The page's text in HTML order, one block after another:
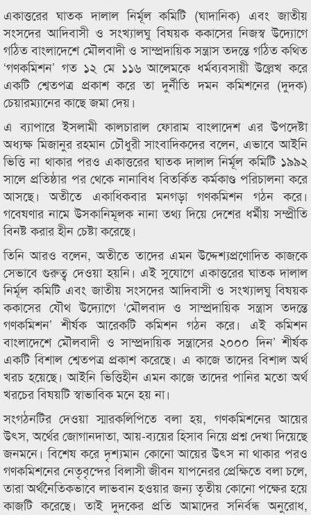
একাত্তরের ঘাতক দালাল নির্মূল কমিটি (ঘাদানিক) এবং জাতীয়
সংসদের আদিবাসী ও সংখ্যালঘু বিষয়ক ককাসের নিজস্ব উদ্যোগে
গঠিত বাংলাদেশে মৌলবাদী ও সাম্প্রদায়িক সন্ত্রাস তদন্তে গঠিত কথিত
‘গণকমিশন’ গত ১২ মে ১১৬ আলেমকে ধর্মব্যবসায়ী উল্লেখ করে
একটি শ্বেতপত্র প্রকাশ করে তা দুর্নীতি দমন কমিশনের (দুদক)
চেয়ারম্যানের কাছে জমা দেয়।
এ ব্যাপারে ইসলামী কালচারাল ফোরাম বাংলাদেশ এর উপদেষ্টা
অধ্যক্ষ মিজানুর রহমান চৌধুরী সাংবাদিকদের বলেন, এভাবে আইনি
ভিত্তি না থাকার পরও একাত্তরের ঘাতক দালাল নির্মূল কমিটি ১৯৯২
সালে প্রতিষ্ঠার পর থেকে নানাবিধ বিতর্কিত কর্মকাণ্ড পরিচালনা করে
আসছে। অতীতে একাধিকবার মনগড়া গণকমিশন গঠন করে।
গবেষণার নামে উসকানিমূলক নানা তথ্য দিয়ে দেশের ধর্মীয় সম্প্রীতি
বিনষ্ট করার হীন চেষ্টা করেছে।
তিনি আরও বলেন, অতীতে তাদের এমন উদ্দেশ্যপ্রণোদিত কাজকে
সেভাবে গুরুত্ব দেওয়া হয়নি। এই সুযোগে একাত্তরের ঘাতক দালাল
নির্মূল কমিটি এবং জাতীয় সংসদের আদিবাসী ও সংখ্যালঘু বিষয়ক
ককাসের যৌথ উদ্যোগে ‘মৌলবাদ ও সাম্প্রদায়িক সন্ত্রাস তদন্তে
গণকমিশন’ শীর্ষক আরেকটি কমিশন গঠন করে। এই কমিশন
বাংলাদেশে মৌলবাদী ও সাম্প্রদায়িক সন্ত্রাসের ২০০০ দিন’ শীর্ষক
একটি বিশাল শ্বেতপত্র প্রকাশ করেছে। এ কাজে তাদের বিশাল অর্থ
খরচ হয়েছে। আইনি ভিত্তিহীন এমন কাজে তাদের পানির মতো অর্থ
খরচের বিষয়টি স্বাভাবিক মনে হয় না।
সংগঠনটির দেওয়া স্মারকলিপিতে বলা হয়, গণকমিশনের আয়ের
উৎস, অর্থের জোগানদাতা, আয়-ব্যয়ের হিসাব নিয়ে প্রশ্ন দেখা দিয়েছে
জনমনে। বিশেষ করে দৃশ্যমান কোনো আয়ের উৎস না থাকার পরও
গণকমিশনের নেতৃবৃন্দের বিলাসী জীবন যাপনেরর প্রেক্ষিতে বলা চলে,
তারা অর্থনৈতিকভাবে লাভবান হওয়ার জন্য তৃতীয় কোনো পক্ষের হয়ে
কাজটি করেছে। তাই দুদকের প্রতি আমাদের সনির্বন্ধ অনুরোধ,